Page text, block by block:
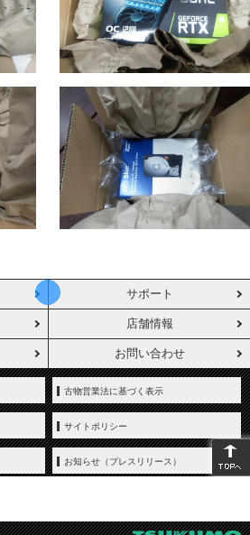
サポート
店舗情報
お問い合わせ
古物営業法に基づく表示
サイトポリシー
お知らせ（プレスリリース）